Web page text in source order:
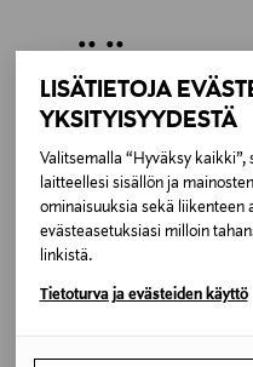
LISÄTIETOJA
YKSITYISYYDESTÄ
Valitsemalla “Hyväksy
laitteellesi sisällön ja
ominaisuuksia sekä liikenteen
evästeasetuksiasi milloin
linkistä.
Tietoturva ja evästeiden käyttö
LISÄÄ
TUOTTEITA
ONLINE EXCLUSIVE